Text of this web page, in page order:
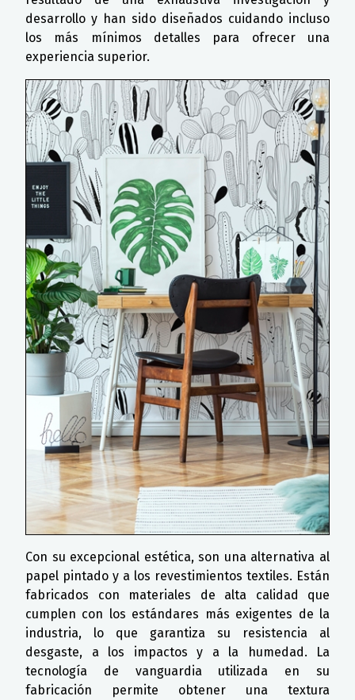
desarrollo y han sido diseñados cuidando incluso
los más mínimos detalles para ofrecer una
experiencia superior.
Con su excepcional estética, son una alternativa al
papel pintado y a los revestimientos textiles. Están
fabricados con materiales de alta calidad que
cumplen con los estándares más exigentes de la
industria, lo que garantiza su resistencia al
desgaste, a los impactos y a la humedad. La
tecnología de vanguardia utilizada en su
fabricación permite obtener una textura